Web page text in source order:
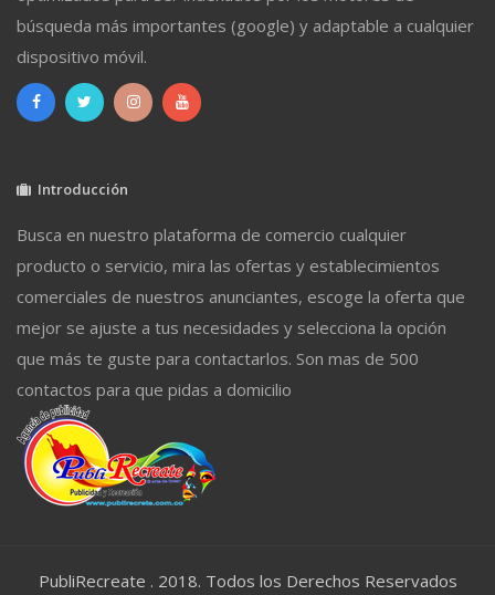
búsqueda más importantes (google) y adaptable a cualquier
dispositivo móvil.
Introducción
Busca en nuestro plataforma de comercio cualquier
producto o servicio, mira las ofertas y establecimientos
comerciales de nuestros anunciantes, escoge la oferta que
mejor se ajuste a tus necesidades y selecciona la opción
que más te guste para contactarlos. Son mas de 500
contactos para que pidas a domicilio
PubliRecreate . 2018. Todos los Derechos Reservados